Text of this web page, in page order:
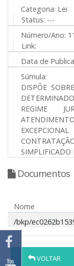
Categoria: Lei
Status: ---
Número/Ano:
Link:
Data de
Súmula:
DISPÕE
REGIME
SIMPLIFICADO
Documentos
Nome
/bkp/
VOLTAR